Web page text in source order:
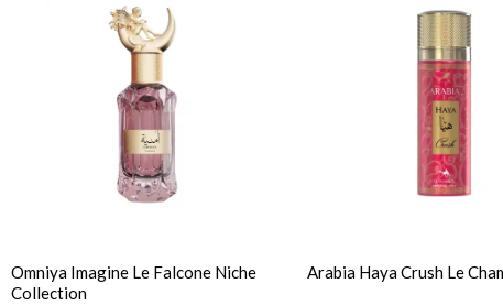
Omniya Imagine Le Falcone Niche
Collection
Arabia Haya Crush Le